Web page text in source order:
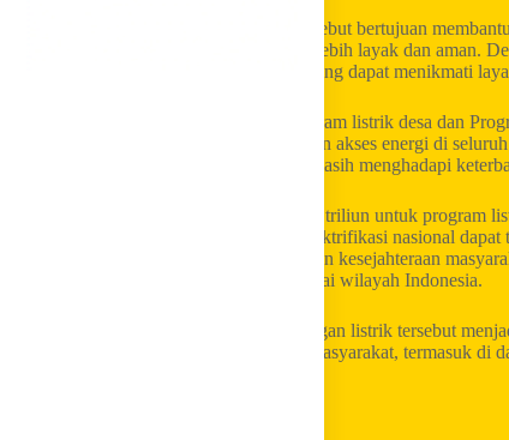
Program Bantuan Pasang Baru Listrik tersebut bertujuan
agar dapat memperoleh akses listrik yang lebih layak dan aman.
berharap semakin banyak rumah tangga yang dapat menikmati
Bahlil Lahadalia menjelaskan bahwa program listrik desa dan
pemerintah dalam mempercepat pemerataan akses energi di
menjangkau masyarakat yang selama ini masih menghadapi
Melalui alokasi anggaran sebesar Rp9,746 triliun untuk program
Listrik, Bahlil Lahadalia berharap rasio elektrifikasi nasional
diharapkan mampu mendorong peningkatan kesejahteraan
pembangunan yang lebih merata di berbagai wilayah Indonesia.
Program listrik desa dan bantuan pemasangan listrik tersebut
listrik dapat dirasakan oleh lebih banyak masyarakat, termasuk di